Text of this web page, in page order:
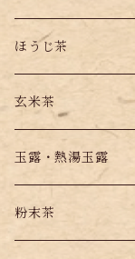
ほうじ茶
玄米茶
玉露・熱湯玉露
粉末茶